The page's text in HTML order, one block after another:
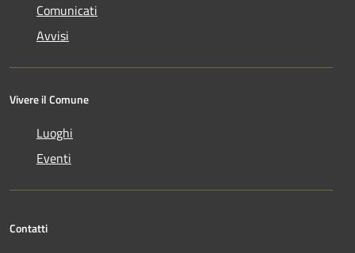
Comunicati
Avvisi
Vivere il Comune
Luoghi
Eventi
Contatti